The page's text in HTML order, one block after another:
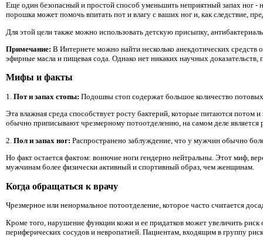
Еще один безопасный и простой способ уменьшить неприятный запах ног -
порошка может помочь впитать пот и влагу с ваших ног и, как следствие,
Для этой цели также можно использовать детскую присыпку,
Примечание: В Интернете можно найти несколько анекдотических средств
эфирные масла и пищевая сода. Однако нет никаких научных
Мифы и факты
1. Пот и запах стопы: Подошвы стоп содержат большое количество потовых
Эта влажная среда способствует росту бактерий, которые питаются потом
обычно приписывают чрезмерному потоотделению, на самом деле является
2. Пол и запах ног: Распространено заблуждение, что у мужчин обычно
Но факт остается фактом: вонючие ноги гендерно нейтральны. Этот миф,
мужчинам более физически активный и спортивный образ, чем женщинам.
Когда обращаться к врачу
Чрезмерное или ненормальное потоотделение, которое часто считается
Кроме того, нарушение функции кожи и ее придатков может увеличить
периферических сосудов и невропатией. Пациентам, входящим в группу